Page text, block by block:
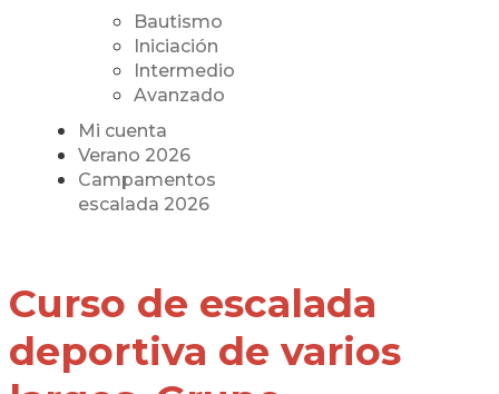
Bautismo
Iniciación
Intermedio
Avanzado
Mi cuenta
Verano 2026
Campamentos
escalada 2026
Curso de escalada
deportiva de varios